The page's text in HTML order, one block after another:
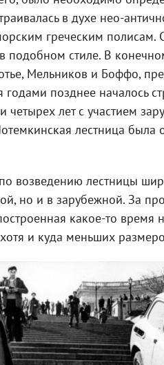
в духе нео-
греческим полисам.
подобном стиле. В
Мельников и Боффо,
годами позднее началось
четырех лет с участием
лестница была
возведению лестницы
но и в зарубежной. За
какое-то время
хотя и куда меньших